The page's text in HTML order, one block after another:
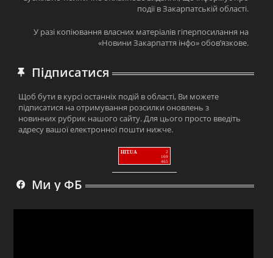
події в Закарпатській області.
У разі копіювання власних матеріалів гіперпосилання на
«Новини Закарпаття інфо» обов’язкове.
Підписатися
Щоб бути в курсі останніх подій в області, Ви можете
підписатися на отримування розсилки оновлень з
новинних рубрик нашого сайту. Для цього просто введіть
адресу вашої електронної пошти нижче.
HIT.UA
2
169
465
Ми у ФБ